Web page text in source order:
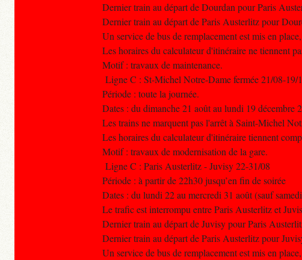
Dernier train au départ de Dourdan pour Paris
Dernier train au départ de Paris Austerlitz pour
Un service de bus de remplacement est mis en
Les horaires du calculateur d'itinéraire ne tiennent
Motif : travaux de maintenance.
Ligne C : St-Michel Notre-Dame fermée 21/08-19/
Période : toute la journée.
Dates : du dimanche 21 août au lundi 19 décembre
Les trains ne marquent pas l'arrêt à Saint-Michel
Les horaires du calculateur d'itinéraire tiennent
Motif : travaux de modernisation de la gare.
Ligne C : Paris Austerlitz - Juvisy 22-31/08
Période : à partir de 22h30 jusqu’en fin de soirée
Dates : du lundi 22 au mercredi 31 août (sauf
Le trafic est interrompu entre Paris Austerlitz et
Dernier train au départ de Juvisy pour Paris
Dernier train au départ de Paris Austerlitz pour
Un service de bus de remplacement est mis en